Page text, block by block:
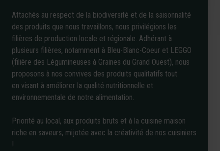
Attachés au respect de la biodiversité et de la saisonnalité
des produits que nous travaillons, nous privilégions les
filières de production locale et régionale. Adhérant à
plusieurs filières, notamment à Bleu-Blanc-Coeur et LEGGO
(filière des Légumineuses à Graines du Grand Ouest), nous
proposons à nos convives des produits qualitatifs tout
en visant à améliorer la qualité nutritionnelle et
environnementale de notre alimentation.
Priorité au local, aux produits bruts et à la cuisine maison
riche en saveurs, mijotée avec la créativité de nos cuisiniers
!